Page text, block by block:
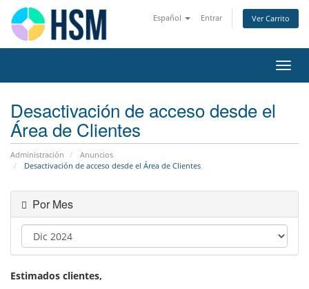
Español Entrar Ver Carrito
Desactivación de acceso desde el
Área de Clientes
Administración
Anuncios
Desactivación de acceso desde el Área de Clientes
Por Mes
Estimados clientes,